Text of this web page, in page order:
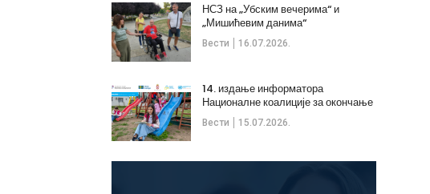
Вести 16.07.2026.
НСЗ на „Убским вечерима“ и
„Мишићевим данима“
Вести 15.07.2026.
14. издање информатора
Националне коалиције за окончање
дечијих бракова